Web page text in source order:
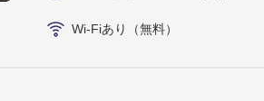
Wi-Fiあり（無料）